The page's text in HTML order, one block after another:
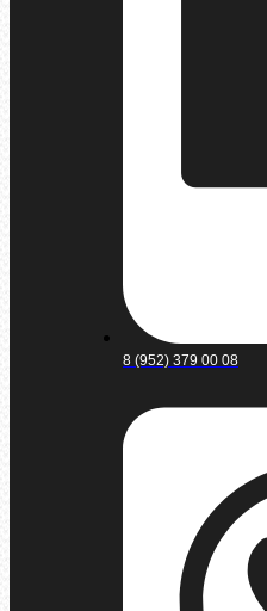
8 (952) 379 00 08